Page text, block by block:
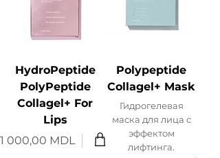
HydroPeptide
PolyPeptide
Collagel+ For
Lips
Цена
1 000,00 MDL
Polypeptide
Collagel+ Mask
Гидрогелевая
маска для лица с
эффектом
лифтинга.